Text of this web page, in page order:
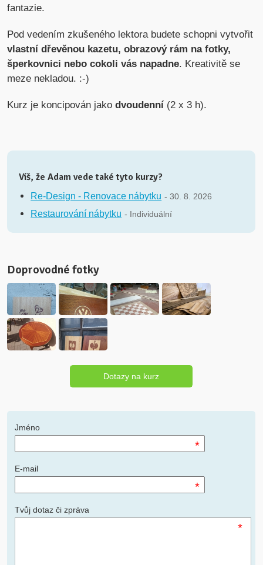
fantazie.
Pod vedením zkušeného lektora budete schopni vytvořit
vlastní dřevěnou kazetu, obrazový rám na fotky,
šperkovnici nebo cokoli vás napadne. Kreativitě se
meze nekladou. :-)
Kurz je koncipován jakodvoudenní (2 x 3 h).
Víš, že Adam vede také tyto kurzy?
Re-Design - Renovace nábytku - 30. 8. 2026
Restaurování nábytku - Individuální
Doprovodné fotky
Dotazy na kurz
Jméno
*
E-mail
*
Tvůj dotaz či zpráva
*